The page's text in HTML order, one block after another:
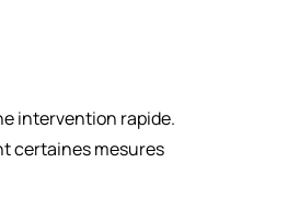
intervention rapide.
certaines mesures